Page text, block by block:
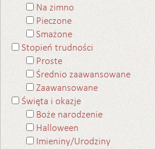
Na zimno
Pieczone
Smażone
Stopień trudności
Proste
Średnio zaawansowane
Zaawansowane
Święta i okazje
Boże narodzenie
Halloween
Imieniny/Urodziny